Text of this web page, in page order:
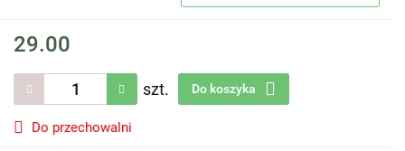
29.00
szt. Do koszyka
Do przechowalni